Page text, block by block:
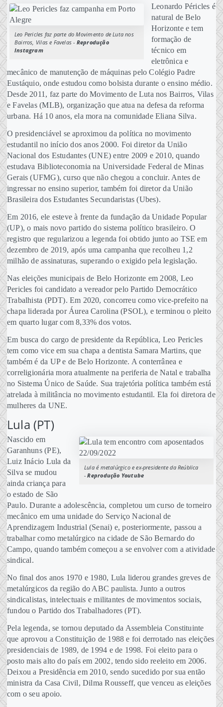
Leo Pericles faz parte do Movimento de Luta nos
Bairros, Vilas e Favelas - Reprodução
Instagram
Leonardo Péricles é
natural de Belo
Horizonte e tem
formação de
técnico em
eletrônica e
mecânico de manutenção de máquinas pelo Colégio Padre
Eustáquio, onde estudou como bolsista durante o ensino médio.
Desde 2011, faz parte do Movimento de Luta nos Bairros, Vilas
e Favelas (MLB), organização que atua na defesa da reforma
urbana. Há 10 anos, ela mora na comunidade Eliana Silva.
O presidenciável se aproximou da política no movimento
estudantil no início dos anos 2000. Foi diretor da União
Nacional dos Estudantes (UNE) entre 2009 e 2010, quando
estudava Biblioteconomia na Universidade Federal de Minas
Gerais (UFMG), curso que não chegou a concluir. Antes de
ingressar no ensino superior, também foi diretor da União
Brasileira dos Estudantes Secundaristas (Ubes).
Em 2016, ele esteve à frente da fundação da Unidade Popular
(UP), o mais novo partido do sistema político brasileiro. O
registro que regularizou a legenda foi obtido junto ao TSE em
dezembro de 2019, após uma campanha que recolheu 1,2
milhão de assinaturas, superando o exigido pela legislação.
Nas eleições municipais de Belo Horizonte em 2008, Leo
Pericles foi candidato a vereador pelo Partido Democrático
Trabalhista (PDT). Em 2020, concorreu como vice-prefeito na
chapa liderada por Áurea Carolina (PSOL), e terminou o pleito
em quarto lugar com 8,33% dos votos.
Em busca do cargo de presidente da República, Leo Pericles
tem como vice em sua chapa a dentista Samara Martins, que
também é da UP e de Belo Horizonte. A conterrânea e
correligionária mora atualmente na periferia de Natal e trabalha
no Sistema Único de Saúde. Sua trajetória política também está
atrelada à militância no movimento estudantil. Ela foi diretora de
mulheres da UNE.
Lula (PT)
Lula é metalúrgico e ex-presidente da Reública
-Reprodução Youtube
Nascido em
Garanhuns (PE),
Luiz Inácio Lula da
Silva se mudou
ainda criança para
o estado de São
Paulo. Durante a adolescência, completou um curso de torneiro
mecânico em uma unidade do Serviço Nacional de
Aprendizagem Industrial (Senai) e, posteriormente, passou a
trabalhar como metalúrgico na cidade de São Bernardo do
Campo, quando também começou a se envolver com a atividade
sindical.
No final dos anos 1970 e 1980, Lula liderou grandes greves de
metalúrgicos da região do ABC paulista. Junto a outros
sindicalistas, intelectuais e militantes de movimentos sociais,
fundou o Partido dos Trabalhadores (PT).
Pela legenda, se tornou deputado da Assembleia Constituinte
que aprovou a Constituição de 1988 e foi derrotado nas eleições
presidenciais de 1989, de 1994 e de 1998. Foi eleito para o
posto mais alto do país em 2002, tendo sido reeleito em 2006.
Deixou a Presidência em 2010, sendo sucedido por sua então
ministra da Casa Civil, Dilma Rousseff, que venceu as eleições
com o seu apoio.